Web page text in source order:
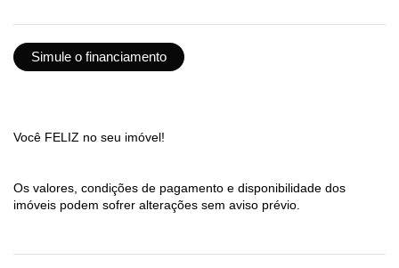
Simule o financiamento
Você FELIZ no seu imóvel!
Os valores, condições de pagamento e disponibilidade dos
imóveis podem sofrer alterações sem aviso prévio.